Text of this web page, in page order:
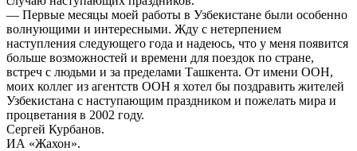
— Первые месяцы моей работы в Узбекистане были особенно
волнующими и интересными. Жду с нетерпением
наступления следующего года и надеюсь, что у меня появится
больше возможностей и времени для поездок по стране,
встреч с людьми и за пределами Ташкента. От имени ООН,
моих коллег из агентств ООН я хотел бы поздравить жителей
Узбекистана с наступающим праздником и пожелать мира и
процветания в 2002 году.
Сергей Курбанов.
ИА «Жахон».